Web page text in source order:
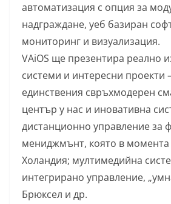
автоматизация с опция за
надграждане, уеб базиран
мониторинг и визуализация.
VAiOS ще презентира реално
системи и интересни проекти
единствения свръхмодерен
център у нас и иновативна
дистанционно управление за
мениджмънт, която в момента
Холандия; мултимедийна
интегрирано управление,
Брюксел и др.